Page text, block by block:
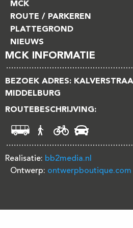
MCK
ROUTE / PARKEREN
PLATTEGROND
NIEUWS
MCK INFORMATIE
BEZOEK ADRES:
MIDDELBURG
ROUTEBESCHRIJVING:
Realisatie: bb2media.nl
Ontwerp: ontwerpboutique.com